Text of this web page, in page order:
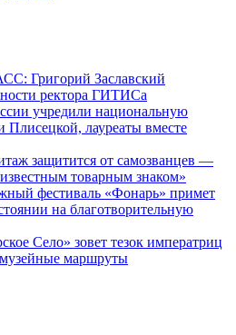
Григорий Заславский
ректора ГИТИСа
учредили национальную
лауреаты вместе
защитится от самозванцев —
товарным знаком»
фестиваль «Фонарь» примет
на благотворительную
Село» зовет тезок императриц
музейные маршруты